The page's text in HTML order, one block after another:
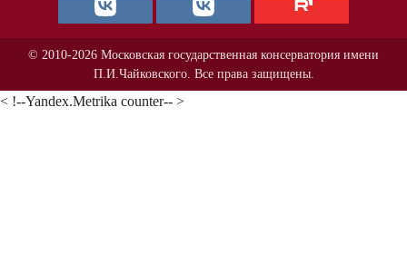
© 2010-2026 Московская государственная консерватория имени
П.И.Чайковского. Все права защищены.
< !--Yandex.Metrika counter-- >